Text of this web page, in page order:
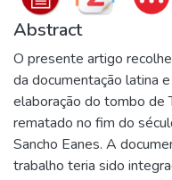
Abstract
O presente artigo
da documentação latina
elaboração do tombo de
rematado no fim do
Sancho Eanes. A
trabalho teria sido